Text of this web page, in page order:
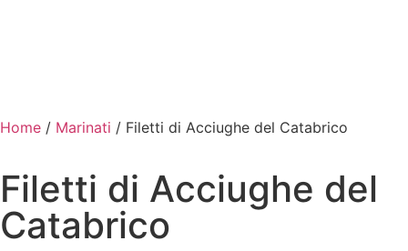
Home / Marinati / Filetti di Acciughe del Catabrico
Filetti di Acciughe del
Catabrico